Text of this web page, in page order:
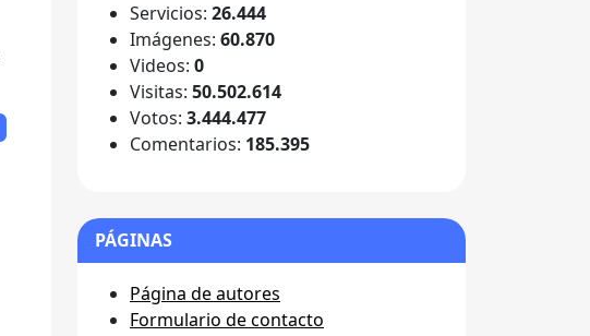
Servicios: 26.444
Imágenes: 60.870
Videos: 0
Visitas: 50.502.614
Votos: 3.444.477
Comentarios: 185.395
PÁGINAS
Página de autores
Formulario de contacto